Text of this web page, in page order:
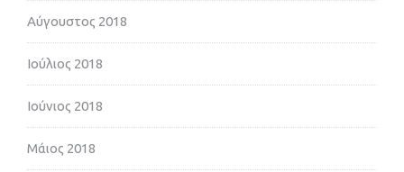
Αύγουστος 2018
Ιούλιος 2018
Ιούνιος 2018
Μάιος 2018